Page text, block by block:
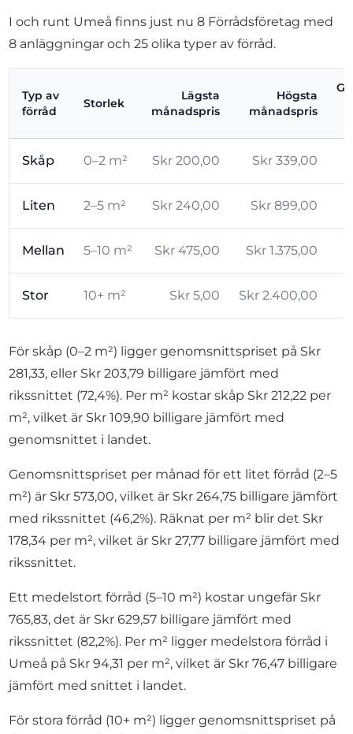
I och runt Umeå finns just nu 8 Förrådsföretag med
8 anläggningar och 25 olika typer av förråd.
Typ av
förråd
Storlek
Lägsta
månadspris
Högsta
månadspris
Skåp 0–2 m² Skr 200,00 Skr 339,00
Liten 2–5 m² Skr 240,00 Skr 899,00
Mellan 5–10 m² Skr 475,00 Skr 1.375,00
Stor 10+ m² Skr 5,00 Skr 2.400,00
För skåp (0–2 m²) ligger genomsnittspriset på Skr
281,33, eller Skr 203,79 billigare jämfört med
rikssnittet (72,4%). Per m² kostar skåp Skr 212,22 per
m², vilket är Skr 109,90 billigare jämfört med
genomsnittet i landet.
Genomsnittspriset per månad för ett litet förråd (2–5
m²) är Skr 573,00, vilket är Skr 264,75 billigare jämfört
med rikssnittet (46,2%). Räknat per m² blir det Skr
178,34 per m², vilket är Skr 27,77 billigare jämfört med
rikssnittet.
Ett medelstort förråd (5–10 m²) kostar ungefär Skr
765,83, det är Skr 629,57 billigare jämfört med
rikssnittet (82,2%). Per m² ligger medelstora förråd i
Umeå på Skr 94,31 per m², vilket är Skr 76,47 billigare
jämfört med snittet i landet.
För stora förråd (10+ m²) ligger genomsnittspriset på